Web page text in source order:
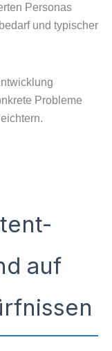
Personas
und typischer
Probleme
auf